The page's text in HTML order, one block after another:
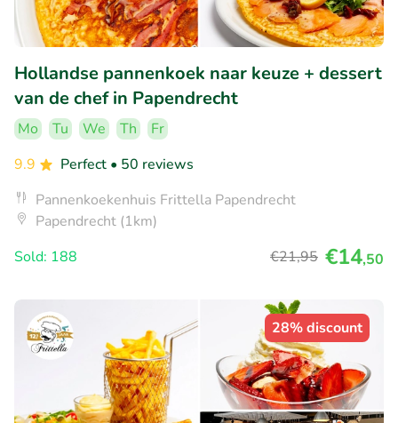
Hollandse pannenkoek naar keuze + dessert
van de chef in Papendrecht
Mo Tu We Th
Fr
9.9
Perfect • 50 reviews
Pannenkoekenhuis Frittella Papendrecht
Papendrecht (1km)
Sold: 188
€21,95 €14,50
28% discount